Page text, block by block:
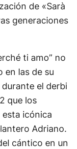
de «Sarà
generaciones
ti amo” no
en las de su
el derbi
que los
icónica
Adriano.
cántico en un